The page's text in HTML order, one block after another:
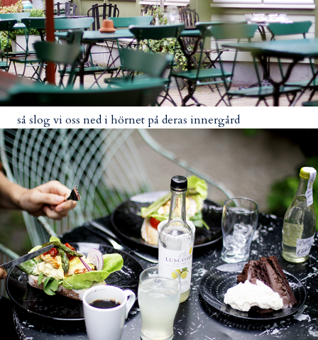
så slog vi oss ned i hörnet på deras innergård